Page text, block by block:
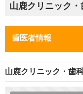
山鹿クリニック・
歯医者情報
山鹿クリニック・歯